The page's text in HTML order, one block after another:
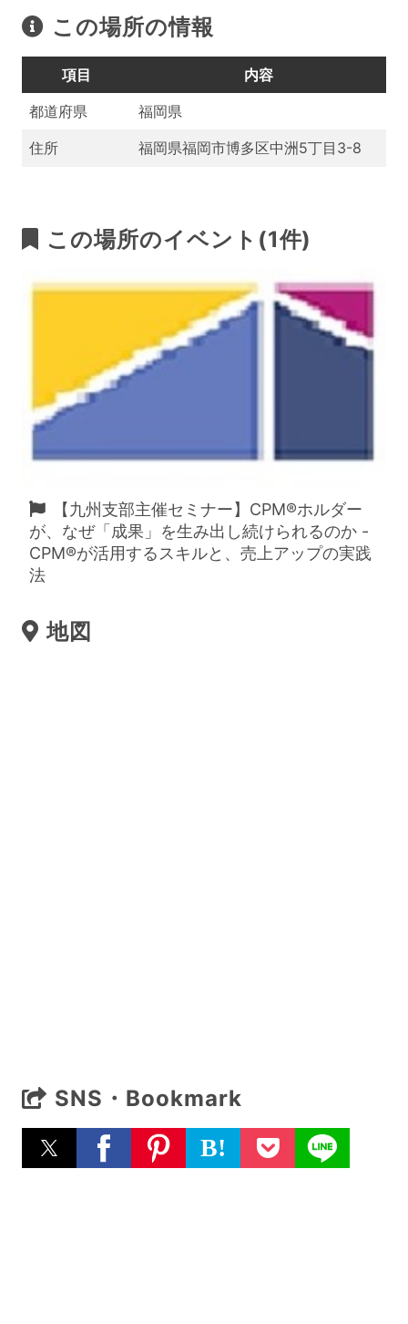
この場所の情報
項目
内容
都道府県
福岡県
住所
福岡県福岡市博多区中洲5丁目3-8
この場所のイベント(1件)
【九州支部主催セミナー】CPM®ホルダー
が、なぜ「成果」を生み出し続けられるのか -
CPM®が活用するスキルと、売上アップの実践
法
地図
SNS・Bookmark
B!